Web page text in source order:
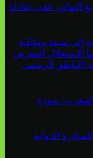
النهائي عقب تعادله
إلى سبتة ومليلية
الاستغلال المغرض
(الناطق الرسمي
نموذج
الدولية